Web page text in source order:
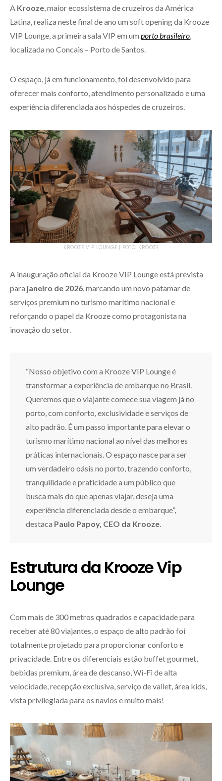
A Krooze , maior ecossistema de cruzeiros da América
Latina, realiza neste final de ano um soft opening da Krooze
VIP Lounge, a primeira sala VIP em um porto brasileiro
localizada no Concais – Porto de Santos.
O espaço, já em funcionamento, foi desenvolvido para
oferecer mais conforto, atendimento personalizado e uma
experiência diferenciada aos hóspedes de cruzeiros.
KROOZE VIP LOUNGE | FOTO: KROOZE
A inauguração oficial da Krooze VIP Lounge está prevista
para janeiro de 2026, marcando um novo patamar de
serviços premium no turismo marítimo nacional e
reforçando o papel da Krooze como protagonista na
inovação do setor.
“Nosso objetivo com a Krooze VIP Lounge é
transformar a experiência de embarque no Brasil.
Queremos que o viajante comece sua viagem já no
porto, com conforto, exclusividade e serviços de
alto padrão. É um passo importante para elevar o
turismo marítimo nacional ao nível das melhores
práticas internacionais. O espaço nasce para ser
um verdadeiro oásis no porto, trazendo conforto,
tranquilidade e praticidade a um público que
busca mais do que apenas viajar, deseja uma
experiência diferenciada desde o embarque”,
destaca Paulo Papoy, CEO da Krooze.
Estrutura da Krooze Vip
Lounge
Com mais de 300 metros quadrados e capacidade para
receber até 80 viajantes, o espaço de alto padrão foi
totalmente projetado para proporcionar conforto e
privacidade. Entre os diferenciais estão buffet gourmet,
bebidas premium, área de descanso, Wi-Fi de alta
velocidade, recepção exclusiva, serviço de vallet, área kids,
vista privilegiada para os navios e muito mais!